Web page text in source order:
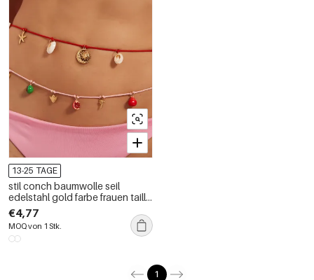
13-25 TAGE
stil conch baumwolle seil
edelstahl gold farbe frauen taille
ketten
€4,77
MOQ von 1 Stk.
1